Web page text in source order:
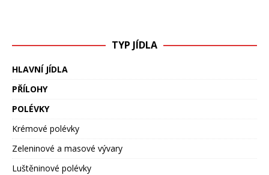
TYP JÍDLA
HLAVNÍ JÍDLA
PŘÍLOHY
POLÉVKY
Krémové polévky
Zeleninové a masové vývary
Luštěninové polévky